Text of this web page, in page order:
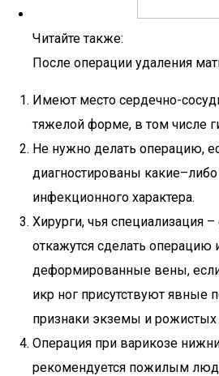
Читайте также:
После операции удаления
Имеют место сердечно-
тяжелой форме, в том числе
Не нужно делать операцию,
диагностированы
инфекционного характера.
Хирурги, чья специализация
откажутся сделать операцию
деформированные вены,
икр ног присутствуют
признаки экземы и рожистых
Операция при варикозе
рекомендуется пожилым